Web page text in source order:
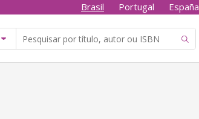
Brasil Portugal España